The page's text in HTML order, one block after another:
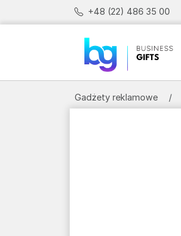
+48 (22) 486 35 00
Gadżety reklamowe